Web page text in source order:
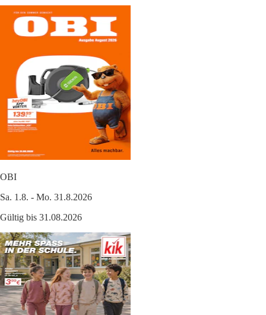
OBI
Sa. 1.8. - Mo. 31.8.2026
Gültig bis 31.08.2026